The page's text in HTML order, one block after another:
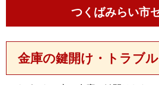
つくばみらい市
金庫の鍵開け・トラブ